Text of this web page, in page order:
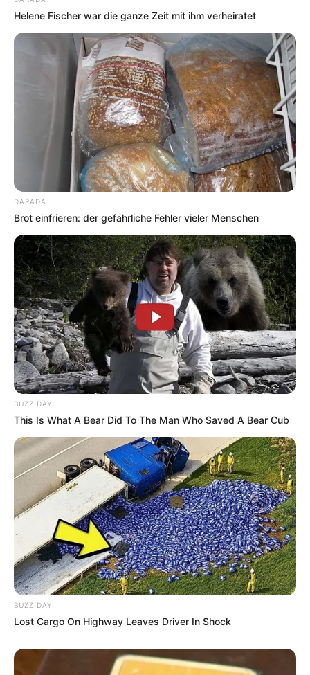
Helene Fischer war die ganze Zeit mit ihm verheiratet
DARADA
Brot einfrieren: der gefährliche Fehler vieler Menschen
BUZZ DAY
This Is What A Bear Did To The Man Who Saved A Bear Cub
BUZZ DAY
Lost Cargo On Highway Leaves Driver In Shock